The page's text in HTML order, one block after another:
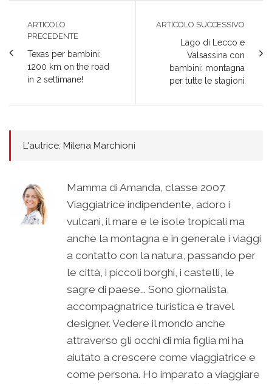
ARTICOLO
PRECEDENTE
Texas per bambini:
1200 km on the road
in 2 settimane!
ARTICOLO SUCCESSIVO
Lago di Lecco e
Valsassina con
bambini: montagna
per tutte le stagioni
L'autrice: Milena Marchioni
Mamma di Amanda, classe 2007.
Viaggiatrice indipendente, adoro i
vulcani, il mare e le isole tropicali ma
anche la montagna e in generale i viaggi
a contatto con la natura, passando per
le città, i piccoli borghi, i castelli, le
sagre di paese... Sono giornalista,
accompagnatrice turistica e travel
designer. Vedere il mondo anche
attraverso gli occhi di mia figlia mi ha
aiutato a crescere come viaggiatrice e
come persona. Ho imparato a viaggiare